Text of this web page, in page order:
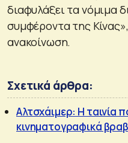
διαφυλάξει τα νόμιμα
συμφέροντα της
ανακοίνωση.
Σχετικά άρθρα:
Αλτσχάιμερ: Η ταινία
κινηματογραφικά